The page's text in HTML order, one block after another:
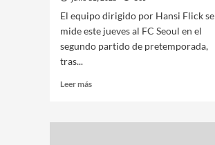
El equipo dirigido por Hansi Flick se
mide este jueves al FC Seoul en el
segundo partido de pretemporada,
tras...
Leer más